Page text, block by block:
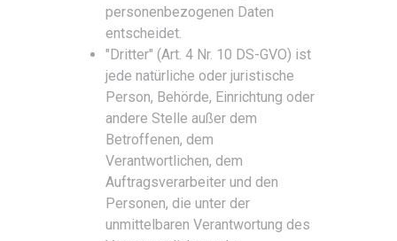
personenbezogenen Daten
entscheidet.
"Dritter" (Art. 4 Nr. 10 DS-GVO) ist
jede natürliche oder juristische
Person, Behörde, Einrichtung oder
andere Stelle außer dem
Betroffenen, dem
Verantwortlichen, dem
Auftragsverarbeiter und den
Personen, die unter der
unmittelbaren Verantwortung des